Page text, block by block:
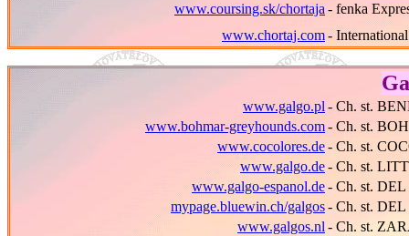
www.coursing.sk/chortaja - fenka
www.chortaj.com-
www.galgo.pl - Ch. st.
www.bohmar-greyhounds.com- Ch. st.
www.cocolores.de- Ch. st.
www.galgo.de- Ch. st.
www.galgo-espanol.de- Ch. st.
mypage.bluewin.ch/galgos- Ch. st.
www.galgos.nl - Ch. st.